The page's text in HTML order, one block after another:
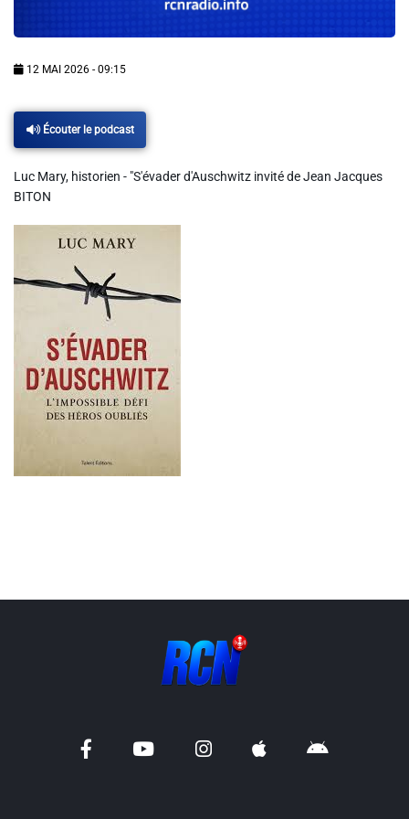
Alerte Méduses 06
Issa Nissa OGC Nice
RCN Soutiens
MEDIAS
Vidéos / Clips
Ecrire à RCN
Shabbat Project
Département des Alpes Maritimes
12 MAI 2026 - 09:15
Écouter le podcast
Luc Mary, historien - "S'évader d'Auschwitz invité de Jean Jacques
BITON